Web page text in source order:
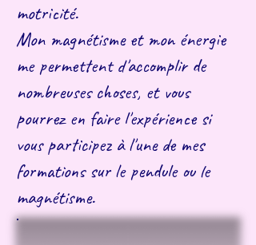
motricité.
Mon magnétisme et mon énergie
me permettent d'accomplir de
nombreuses choses, et vous
pourrez en faire l'expérience si
vous participez à l'une de mes
formations sur le pendule ou le
magnétisme.